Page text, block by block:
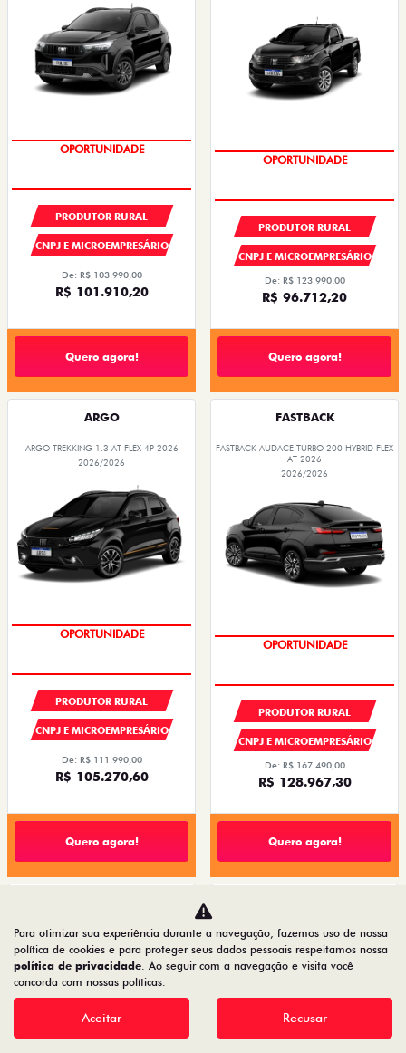
PREÇOS REDUZIDOS
PRODUTOR RURAL
CNPJ E MICROEMPRESÁRIO
De: R$ 103.990,00
R$ 101.910,20
Quero agora!
PREÇOS REDUZIDOS
PRODUTOR RURAL
CNPJ E MICROEMPRESÁRIO
De: R$ 123.990,00
R$ 96.712,20
Quero agora!
ARGO
ARGO TREKKING 1.3 AT FLEX 4P 2026
2026/2026
PREÇOS REDUZIDOS
PRODUTOR RURAL
CNPJ E MICROEMPRESÁRIO
De: R$ 111.990,00
R$ 105.270,60
Quero agora!
FASTBACK
FASTBACK AUDACE TURBO 200 HYBRID FLEX
AT 2026
2026/2026
PREÇOS REDUZIDOS
PRODUTOR RURAL
CNPJ E MICROEMPRESÁRIO
De: R$ 167.490,00
R$ 128.967,30
Quero agora!
TORO VOLCANO MHEV FLEX T270 AT6
2027
2026/2027
CRONOS DRIVE 1.3 AT FLEX 4P 2027
2026/2027
Para otimizar sua experiência durante a navegação, fazemos uso de nossa
política de cookies e para proteger seus dados pessoais respeitamos nossa
política de privacidade. Ao seguir com a navegação e visita você
concorda com nossas políticas.
Aceitar Recusar